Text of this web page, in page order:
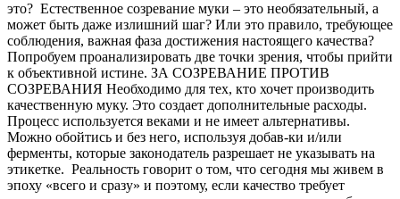
это? Естественное созревание муки – это необязательный, а
может быть даже излишний шаг? Или это правило, требующее
соблюдения, важная фаза достижения настоящего качества?
Попробуем проанализировать две точки зрения, чтобы прийти
к объективной истине. ЗА СОЗРЕВАНИЕ ПРОТИВ
СОЗРЕВАНИЯ Необходимо для тех, кто хочет производить
качественную муку. Это создает дополнительные расходы.
Процесс используется веками и не имеет альтернативы.
Можно обойтись и без него, используя добав-ки и/или
ферменты, которые законодатель разрешает не указывать на
этикетке. Реальность говорит о том, что сегодня мы живем в
эпоху «всего и сразу» и поэтому, если качество требует